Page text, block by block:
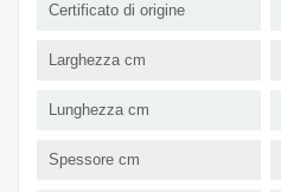
Certificato di origine
Larghezza cm
Lunghezza cm
Spessore cm